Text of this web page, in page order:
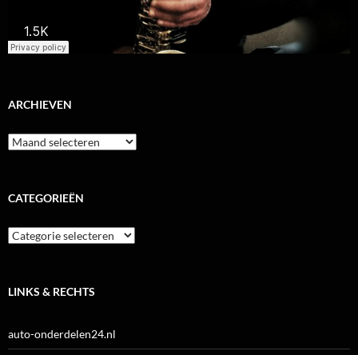
ARCHIEVEN
Archieven
CATEGORIEËN
Categorieën
LINKS & RECHTS
auto-onderdelen24.nl